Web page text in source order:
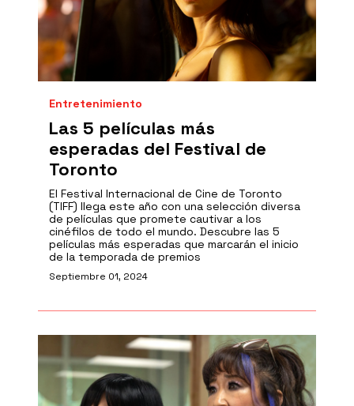
Entretenimiento
Las 5 películas más
esperadas del Festival de
Toronto
El Festival Internacional de Cine de Toronto
(TIFF) llega este año con una selección diversa
de películas que promete cautivar a los
cinéfilos de todo el mundo. Descubre las 5
películas más esperadas que marcarán el inicio
de la temporada de premios
Septiembre 01, 2024